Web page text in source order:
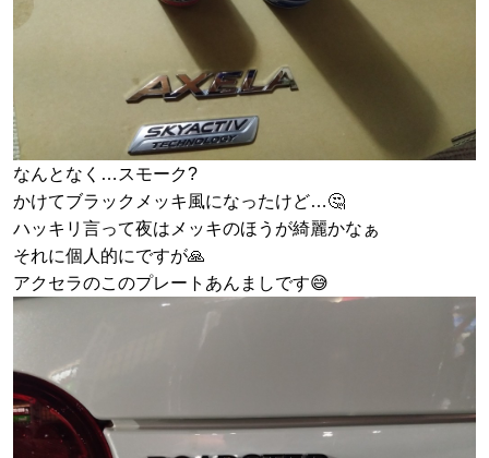
なんとなく…スモーク?
かけてブラックメッキ風になったけど…🤔
ハッキリ言って夜はメッキのほうが綺麗かなぁ
それに個人的にですが🙏
アクセラのこのプレートあんましです😅